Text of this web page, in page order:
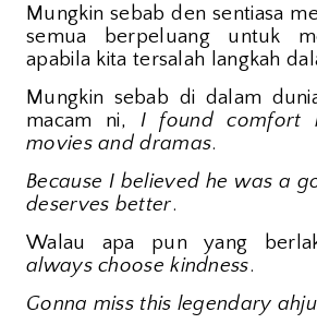
Mungkin sebab den sentiasa
semua berpeluang untuk
apabila kita tersalah langkah
Mungkin sebab di dalam
macam ni, I found comfort
movies and dramas.
Because I believed he was a
deserves better.
Walau apa pun yang
always choose kindness.
Gonna miss this legendary